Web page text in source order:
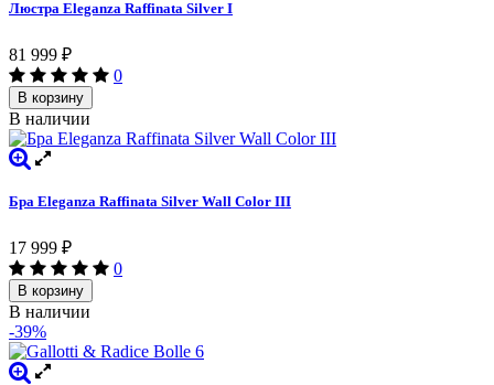
Люстра Eleganza Raffinata Silver I
81 999 ₽
0
В корзину
В наличии
Бра Eleganza Raffinata Silver Wall Сolor III
17 999 ₽
0
В корзину
В наличии
-39%